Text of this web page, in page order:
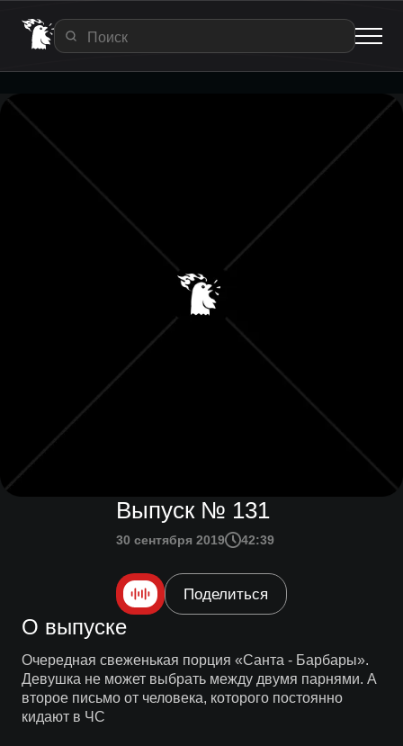
Выпуск № 131
30 сентября 2019 42:39
Поделиться
О выпуске
Очередная свеженькая порция «Санта - Барбары».
Девушка не может выбрать между двумя парнями. А
второе письмо от человека, которого постоянно
кидают в ЧС